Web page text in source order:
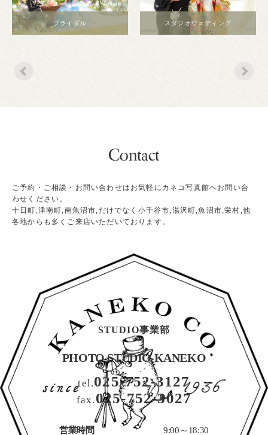
ブライダル スタジオウェディング
ご予約・ご相談・お問い合わせはお気軽にカネコ写真館へお問い合
わせください。
十日町,津南町,南魚沼市,だけでなく小千谷市,湯沢町,魚沼市,栄村,他
各地からも多くご来店いただいております。
STUDIO事業部
PHOTO STUDIO KANEKO
tel.025-752-3127
fax. 025-752-3027
営業時間 9:00～18:30